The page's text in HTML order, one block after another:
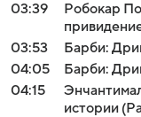
03:39
Робокар
03:53
Барби:
04:05
Барби:
04:15
истории